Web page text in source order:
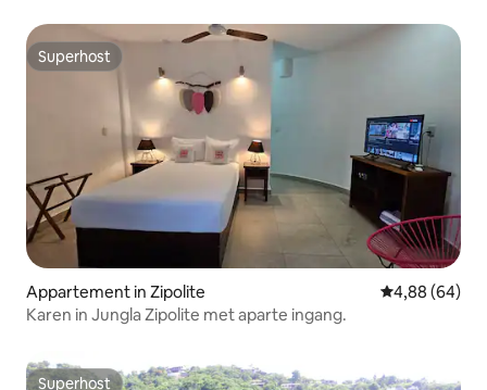
Superhost
Superhost
Appartement in Zipolite Gemiddelde
4,88 (64)
Karen in Jungla Zipolite met aparte ingang.
Superhost